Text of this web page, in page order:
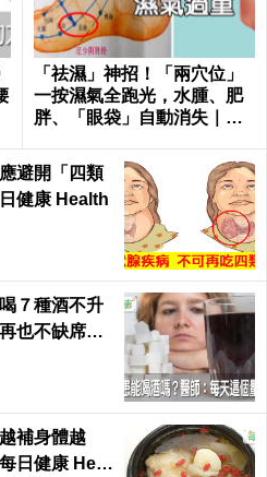
「祛濕」神招！「兩穴位」
一按濕氣全跑光，水腫、肥
胖、「眼袋」自動消失｜每
避開「四類
健康 Health
７種酒不升
也不缺席｜
補身體越
日健康 Heal